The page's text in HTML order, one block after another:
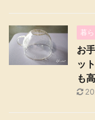
暮
お
ッ
も